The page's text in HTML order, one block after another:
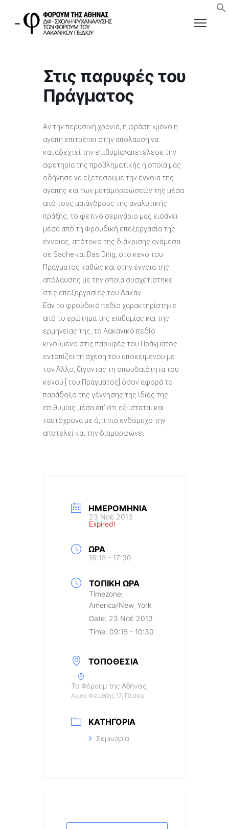
Στις παρυφές του
Πράγματος
Αν την περυσινή χρονιά, η φράση «μόνο η
αγάπη επιτρέπει στην απόλαυση να
καταδεχτεί την επιθυμία»απετέλεσε την
αφετηρία της προβληματικής η οποία μας
οδήγησε να εξετάσουμε την έννοια της
αγάπης και των μεταμορφώσεών της μέσα
από τους μαιάνδρους της αναλυτικής
πράξης, το φετινό σεμινάριο μας εισάγει
μέσα από τη Φροϋδική επεξεργασία της
έννοιας, απότοκο της διάκρισης ανάμεσα
σε Sache και Das Ding, στο κενό του
Πράγματος καθώς και στην έννοια της
απόλαυσης με την οποία συσχετίστηκε
στις επεξεργασίες του Λακάν.
Εάν το φροϋδικό πεδίο χαρακτηρίστηκε
από το ερώτημα της επιθυμίας και της
ερμηνείας της, το Λακανικό πεδίο
κινούμενο στις παρυφές του Πράγματος
εντοπίζει τη σχέση του υποκειμένου με
τον Άλλο, θίγοντας τη σπουδαιότητα του
κενού [ του Πράγματος] όσον αφορά το
παράδοξο της γέννησης της ίδιας της
επιθυμίας μέσα απ’ ότι εξ-ίσταται και
ταυτόχρονα με ό,τι πιο ενδόμυχο την
αποτελεί και την διαμορφώνει.
ΗΜΕΡΟΜΗΝΊΑ
23 Νοέ 2013
Expired!
ΏΡΑ
16:15 - 17:30
ΤΟΠΙΚΉ ΏΡΑ
Timezone:
America/New_York
Date: 23 Νοέ 2013
Time: 09:15 - 10:30
ΤΟΠΟΘΕΣΊΑ
Το Φόρουμ της Αθήνας
Αγίας Φιλοθέης 17, Πλάκα
ΚΑΤΗΓΟΡΊΑ
Σεμινάρια